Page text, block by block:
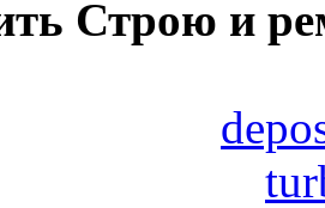
Строю и